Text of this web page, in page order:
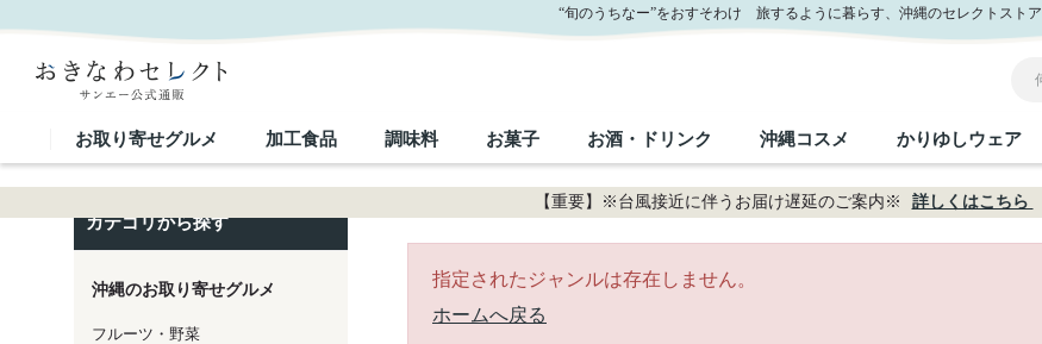
“旬のうちなー”をおすそわけ 旅するように暮らす、沖縄のセレクトストア
お取り寄せグルメ 加工食品 調味料 お菓子 お酒・ドリンク 沖縄コスメ かりゆしウェア
【重要】※台風接近に伴うお届け遅延のご案内※ 詳しくはこちら
カテゴリから探す
沖縄のお取り寄せグルメ
フルーツ・野菜
指定されたジャンルは存在しません。
ホームへ戻る